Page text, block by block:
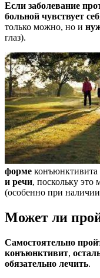
Если заболевание
больной чувствует
только можно, но и
глаз).
форме конъюнктивита
и речи, поскольку это
(особенно при
Может ли
Самостоятельно
конъюнктивит,
обязательно лечить.